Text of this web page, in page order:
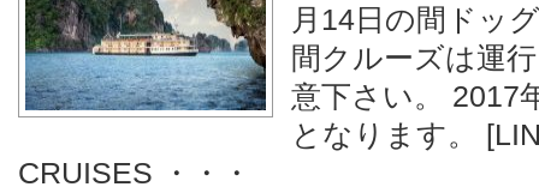
月14日の間ドッ
間クルーズは運
意下さい。 2017
となります。
CRUISES ・・・